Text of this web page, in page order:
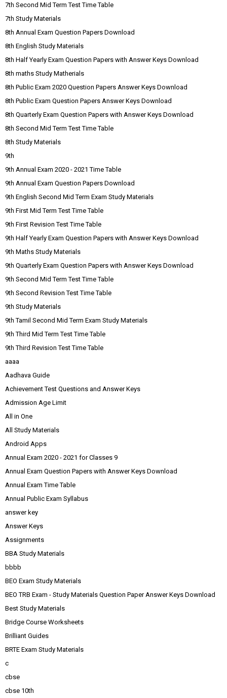
7th Second Mid Term Test Time Table
7th Study Materials
8th Annual Exam Question Papers Download
8th English Study Materials
8th Half Yearly Exam Question Papers with Answer Keys Download
8th maths Study Matherials
8th Public Exam 2020 Question Papers Answer Keys Download
8th Public Exam Question Papers Answer Keys Download
8th Quarterly Exam Question Papers with Answer Keys Download
8th Second Mid Term Test Time Table
8th Study Materials
9th
9th Annual Exam 2020 - 2021 Time Table
9th Annual Exam Question Papers Download
9th English Second Mid Term Exam Study Materials
9th First Mid Term Test Time Table
9th First Revision Test Time Table
9th Half Yearly Exam Question Papers with Answer Keys Download
9th Maths Study Materials
9th Quarterly Exam Question Papers with Answer Keys Download
9th Second Mid Term Test Time Table
9th Second Revision Test Time Table
9th Study Materials
9th Tamil Second Mid Term Exam Study Materials
9th Third Mid Term Test Time Table
9th Third Revision Test Time Table
aaaa
Aadhava Guide
Achievement Test Questions and Answer Keys
Admission Age Limit
All in One
All Study Materials
Android Apps
Annual Exam 2020 - 2021 for Classes 9
Annual Exam Question Papers with Answer Keys Download
Annual Exam Time Table
Annual Public Exam Syllabus
answer key
Answer Keys
Assignments
BBA Study Materials
bbbb
BEO Exam Study Materials
BEO TRB Exam - Study Materials Question Paper Answer Keys Download
Best Study Materials
Bridge Course Worksheets
Brilliant Guides
BRTE Exam Study Materials
c
cbse
cbse 10th